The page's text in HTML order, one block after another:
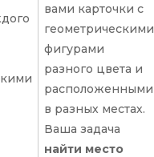
вами карточки с
геометрическими
фигурами
разного цвета и
расположенными
в разных местах.
Ваша задача
найти место